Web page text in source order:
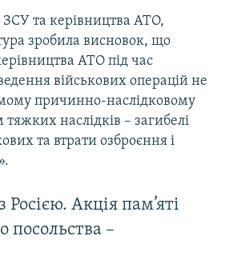
та керівництва АТО,
зробила висновок, що
АТО під час
військових операцій не
причинно-наслідковому
тяжких наслідків – загибелі
та втрати озброєння і
Акція пам’яті
посольства –